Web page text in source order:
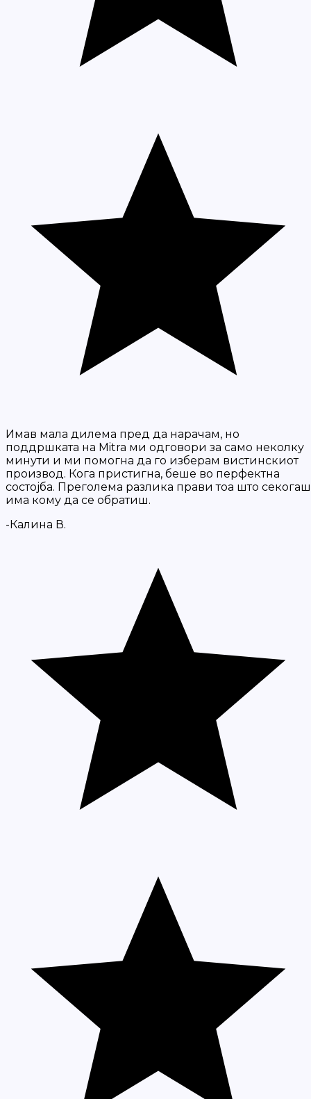
Имав мала дилема пред да нарачам, но
поддршката на Mitra ми одговори за само неколку
минути и ми помогна да го изберам вистинскиот
производ. Кога пристигна, беше во перфектна
состојба. Преголема разлика прави тоа што секогаш
има кому да се обратиш.
-Калина В.